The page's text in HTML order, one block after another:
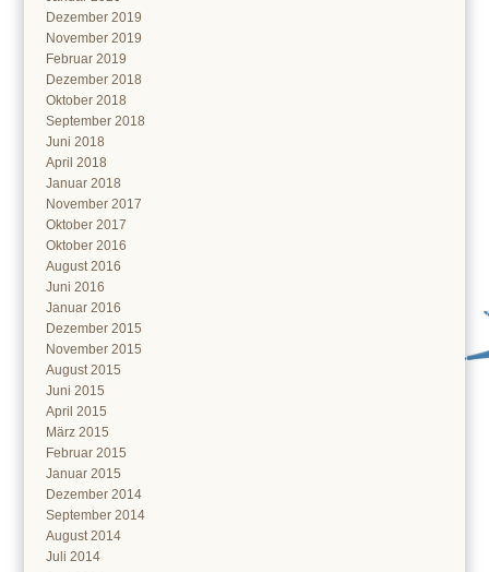
Dezember 2019
November 2019
Februar 2019
Dezember 2018
Oktober 2018
September 2018
Juni 2018
April 2018
Januar 2018
November 2017
Oktober 2017
Oktober 2016
August 2016
Juni 2016
Januar 2016
Dezember 2015
November 2015
August 2015
Juni 2015
April 2015
März 2015
Februar 2015
Januar 2015
Dezember 2014
September 2014
August 2014
Juli 2014